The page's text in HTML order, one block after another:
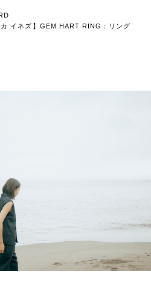
イネズ】GEM HART RING：リング